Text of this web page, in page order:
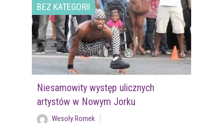
BEZ KATEGORII
Niesamowity występ ulicznych
artystów w Nowym Jorku
Wesoły Romek